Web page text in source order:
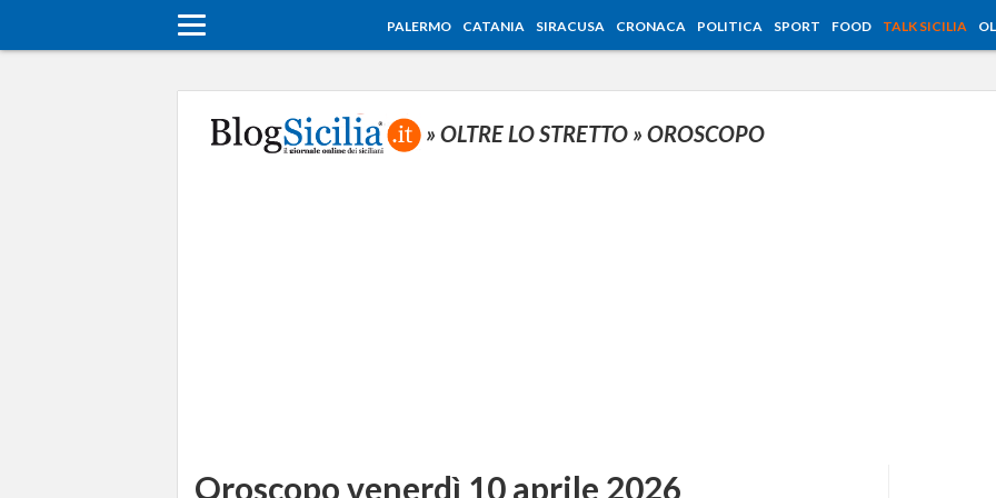
PALERMO CATANIA SIRACUSA CRONACA POLITICA SPORT FOOD TALK SICILIA
» OLTRE LO STRETTO » OROSCOPO
Oroscopo venerdì 10 aprile 2026